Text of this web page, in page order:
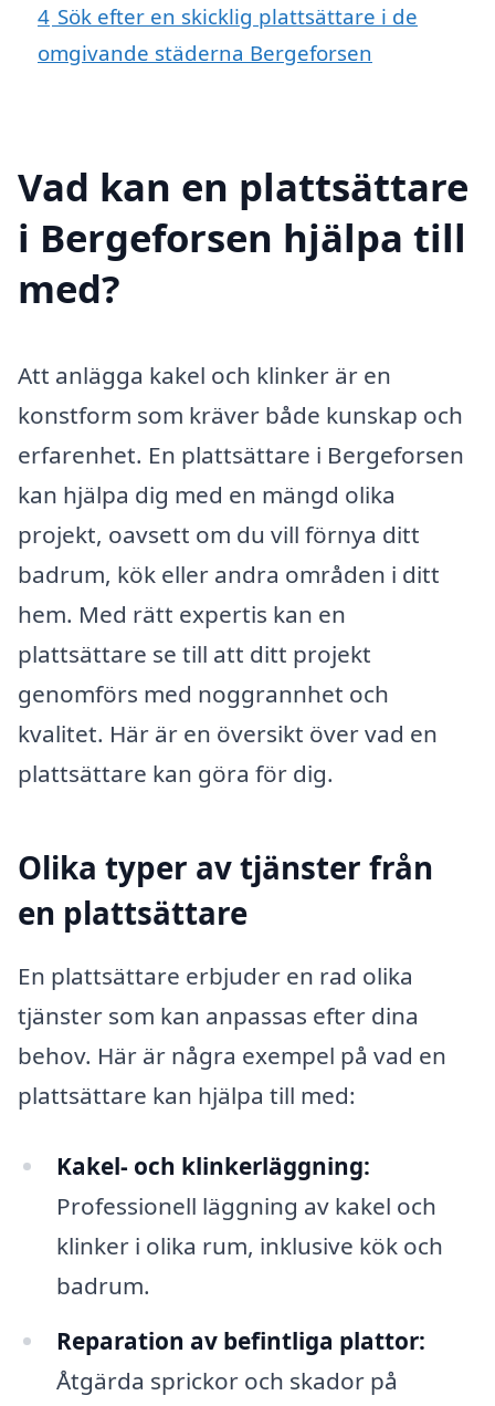
4 Sök efter en skicklig plattsättare i de
omgivande städerna Bergeforsen
Vad kan en plattsättare
i Bergeforsen hjälpa till
med?
Att anlägga kakel och klinker är en
konstform som kräver både kunskap och
erfarenhet. En plattsättare i Bergeforsen
kan hjälpa dig med en mängd olika
projekt, oavsett om du vill förnya ditt
badrum, kök eller andra områden i ditt
hem. Med rätt expertis kan en
plattsättare se till att ditt projekt
genomförs med noggrannhet och
kvalitet. Här är en översikt över vad en
plattsättare kan göra för dig.
Olika typer av tjänster från
en plattsättare
En plattsättare erbjuder en rad olika
tjänster som kan anpassas efter dina
behov. Här är några exempel på vad en
plattsättare kan hjälpa till med:
Kakel- och klinkerläggning:
Professionell läggning av kakel och
klinker i olika rum, inklusive kök och
badrum.
Reparation av befintliga plattor:
Åtgärda sprickor och skador på